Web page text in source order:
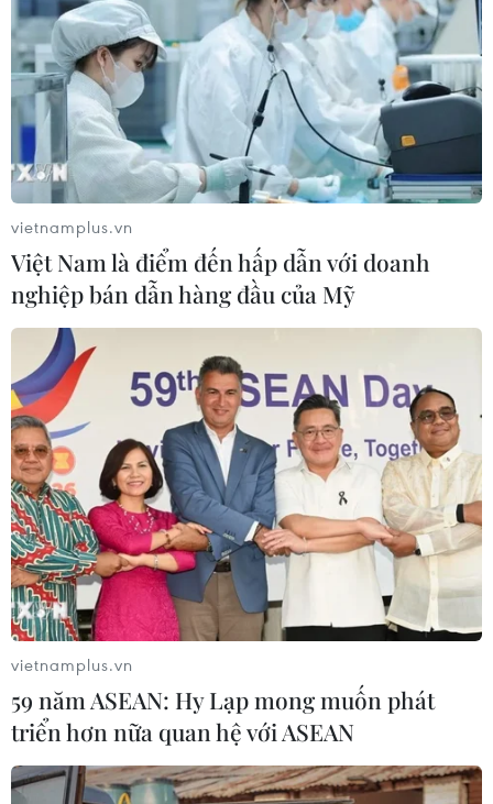
vietnamplus.vn
Việt Nam là điểm đến hấp dẫn với doanh
nghiệp bán dẫn hàng đầu của Mỹ
vietnamplus.vn
59 năm ASEAN: Hy Lạp mong muốn phát
triển hơn nữa quan hệ với ASEAN